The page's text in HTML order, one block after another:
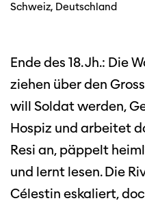
Schweiz, Deutschland
Ende des 18. Jh.: Die
ziehen über den
will Soldat werden,
Hospiz und arbeitet
Resi an, päppelt
und lernt lesen. Die
Célestin eskaliert,